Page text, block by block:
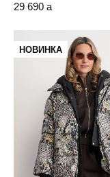
29 690 a
НОВИНКА